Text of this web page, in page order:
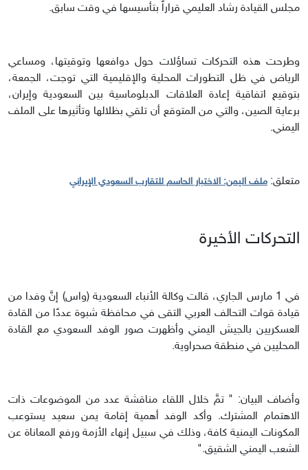
مجلس القيادة رشاد العليمي قراراً بتأسيسها في وقت سابق.
وطرحت هذه التحركات تساؤلات حول دوافعها وتوقيتها، ومساعي
الرياض في ظل التطورات المحلية والإقليمية التي توجت، الجمعة،
بتوقيع اتفاقية إعادة العلاقات الدبلوماسية بين السعودية وإيران،
برعاية الصين، والتي من المتوقع أن تلقي بظلالها وتأثيرها على الملف
اليمني.
متعلق: ملف اليمن: الاختبار الحاسم للتقارب السعودي الإيراني
التحركات الأخيرة
في 1 مارس الجاري، قالت وكالة الأنباء السعودية (واس) إنَّ وفدا من
قيادة قوات التحالف العربي التقى في محافظة شبوة عددًا من القادة
العسكريين بالجيش اليمني وأظهرت صور الوفد السعودي مع القادة
المحليين في منطقة صحراوية.
وأضاف البيان: " تمَّ خلال اللقاء مناقشة عدد من الموضوعات ذات
الاهتمام المشترك. وأكد الوفد أهمية إقامة يمن سعيد يستوعب
المكونات اليمنية كافة، وذلك في سبيل إنهاء الأزمة ورفع المعاناة عن
الشعب اليمني الشقيق."